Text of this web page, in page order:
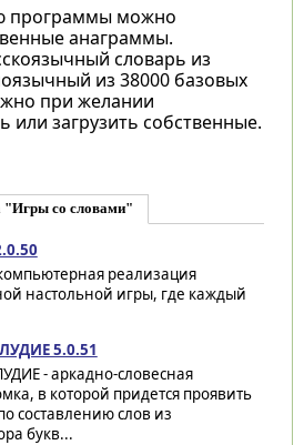
программы можно
анаграммы.
словарь из
из 38000 базовых
при желании
или загрузить собственные.
"Игры со словами"
реализация
настольной игры, где каждый
5.0.51
- аркадно-словесная
в которой придется проявить
составлению слов из
букв...